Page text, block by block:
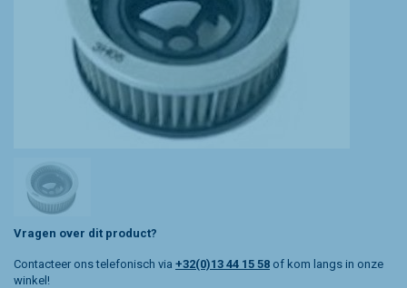
Vragen over dit product?
Contacteer ons telefonisch via +32(0)13 44 15 58 of kom langs in onze
winkel!